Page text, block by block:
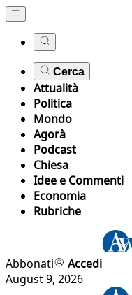
Cerca
Attualità
Politica
Mondo
Agorà
Podcast
Chiesa
Idee e Commenti
Economia
Rubriche
Abbonati
Accedi
August 9, 2026